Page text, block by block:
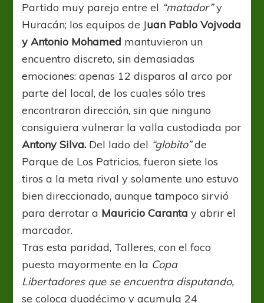
Partido muy parejo entre el “matador”y
Huracán; los equipos de Juan Pablo Vojvoda
y Antonio Mohamed mantuvieron un
encuentro discreto, sin demasiadas
emociones: apenas 12 disparos al arco por
parte del local, de los cuales sólo tres
encontraron dirección, sin que ninguno
consiguiera vulnerar la valla custodiada por
Antony Silva. Del lado del “globito”de
Parque de Los Patricios, fueron siete los
tiros a la meta rival y solamente uno estuvo
bien direccionado, aunque tampoco sirvió
para derrotar a Mauricio Caranta y abrir el
marcador.
Tras esta paridad, Talleres, con el foco
puesto mayormente en la Copa
Libertadores que se encuentra disputando,
se coloca duodécimo y acumula 24